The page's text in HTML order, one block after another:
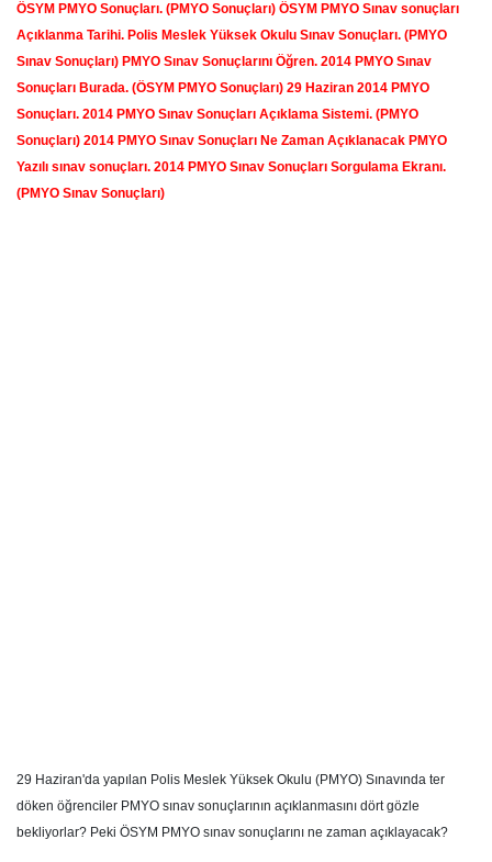
ÖSYM PMYO Sonuçları. (PMYO Sonuçları) ÖSYM PMYO Sınav sonuçları
Açıklanma Tarihi. Polis Meslek Yüksek Okulu Sınav Sonuçları. (PMYO
Sınav Sonuçları) PMYO Sınav Sonuçlarını Öğren. 2014 PMYO Sınav
Sonuçları Burada. (ÖSYM PMYO Sonuçları) 29 Haziran 2014 PMYO
Sonuçları. 2014 PMYO Sınav Sonuçları Açıklama Sistemi. (PMYO
Sonuçları) 2014 PMYO Sınav Sonuçları Ne Zaman Açıklanacak PMYO
Yazılı sınav sonuçları. 2014 PMYO Sınav Sonuçları Sorgulama Ekranı.
(PMYO Sınav Sonuçları)
29 Haziran'da yapılan Polis Meslek Yüksek Okulu (PMYO) Sınavında ter
döken öğrenciler PMYO sınav sonuçlarının açıklanmasını dört gözle
bekliyorlar? Peki ÖSYM PMYO sınav sonuçlarını ne zaman açıklayacak?